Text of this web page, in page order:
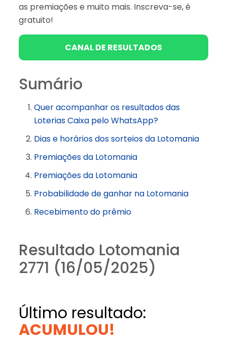
as premiações e muito mais. Inscreva-se, é
gratuito!
CANAL DE RESULTADOS
Sumário
Quer acompanhar os resultados das
Loterias Caixa pelo WhatsApp?
Dias e horários dos sorteios da Lotomania
Premiações da Lotomania
Premiações da Lotomania
Probabilidade de ganhar na Lotomania
Recebimento do prêmio
Resultado Lotomania
2771 (16/05/2025)
Último resultado:
ACUMULOU!